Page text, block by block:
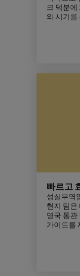
크 덕분에
와 시기를
빠르고
성실무역
현지 팀은
영국 통관
가이드를